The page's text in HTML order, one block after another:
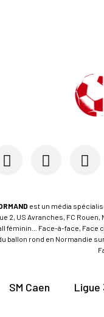
est un média
2, US Avranches, FC Rouen,
féminin... Face-à-face,
ballon rond en Normandie
SM Caen Ligue